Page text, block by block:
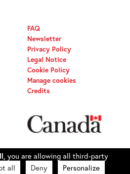
FAQ
Newsletter
Privacy Policy
Legal Notice
Cookie Policy
Manage cookies
Credits
you are allowing all third-party
all Deny Personalize